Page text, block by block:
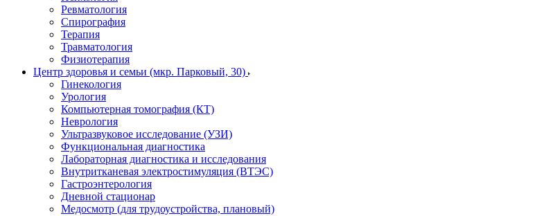
Ревматология
Спирография
Терапия
Травматология
Физиотерапия
Центр здоровья и семьи (мкр. Парковый, 30)
Гинекология
Урология
Компьютерная томография (КТ)
Неврология
Ультразвуковое исследование (УЗИ)
Функциональная диагностика
Лабораторная диагностика и исследования
Внутритканевая электростимуляция (ВТЭС)
Гастроэнтерология
Дневной стационар
Медосмотр (для трудоустройства, плановый)